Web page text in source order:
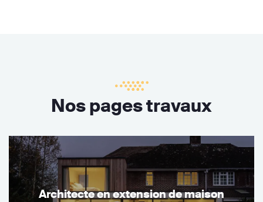
Nos pages travaux
Architecte en extension de maison